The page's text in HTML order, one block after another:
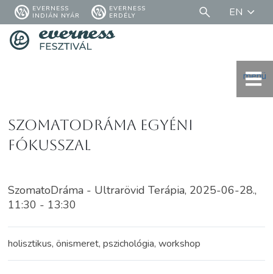
EVERNESS
INDIÁN NYÁR
EVERNESS
ERDÉLY
EN
menü
SzomatoDráma Egyéni
fókusszal
SzomatoDráma - Ultrarövid Terápia, 2025-06-28.,
11:30 - 13:30
holisztikus, önismeret, pszichológia, workshop